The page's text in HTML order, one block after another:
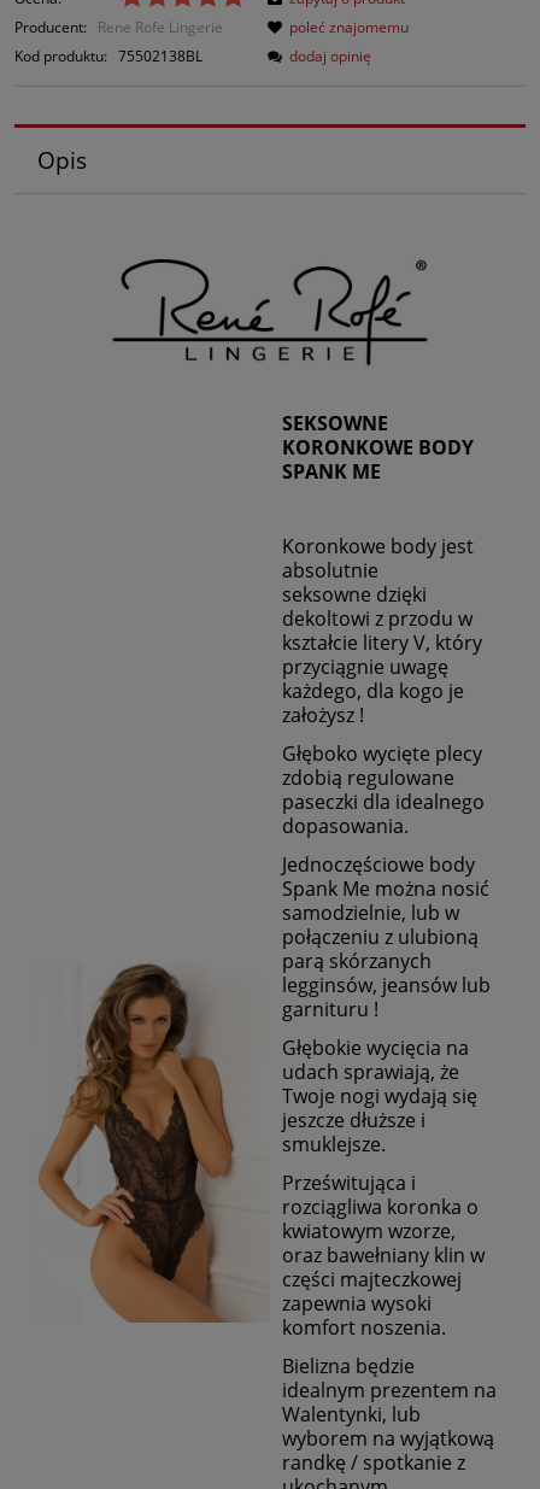
Producent:
Rene Rofe Lingerie
Kod produktu: 75502138BL
poleć znajomemu
dodaj opinię
Opis
SEKSOWNE
KORONKOWE BODY
SPANK ME
Koronkowe body jest
absolutnie
seksowne dzięki
dekoltowi z przodu w
kształcie litery V, który
przyciągnie uwagę
każdego, dla kogo je
założysz !
Głęboko wycięte plecy
zdobią regulowane
paseczki dla idealnego
dopasowania.
Jednoczęściowe body
Spank Me można nosić
samodzielnie, lub w
połączeniu z ulubioną
parą skórzanych
legginsów, jeansów lub
garnituru !
Głębokie wycięcia na
udach sprawiają, że
Twoje nogi wydają się
jeszcze dłuższe i
smuklejsze.
Prześwitująca i
rozciągliwa koronka o
kwiatowym wzorze,
oraz bawełniany klin w
części majteczkowej
zapewnia wysoki
komfort noszenia.
Bielizna będzie
idealnym prezentem na
Walentynki, lub
wyborem na wyjątkową
randkę / spotkanie z